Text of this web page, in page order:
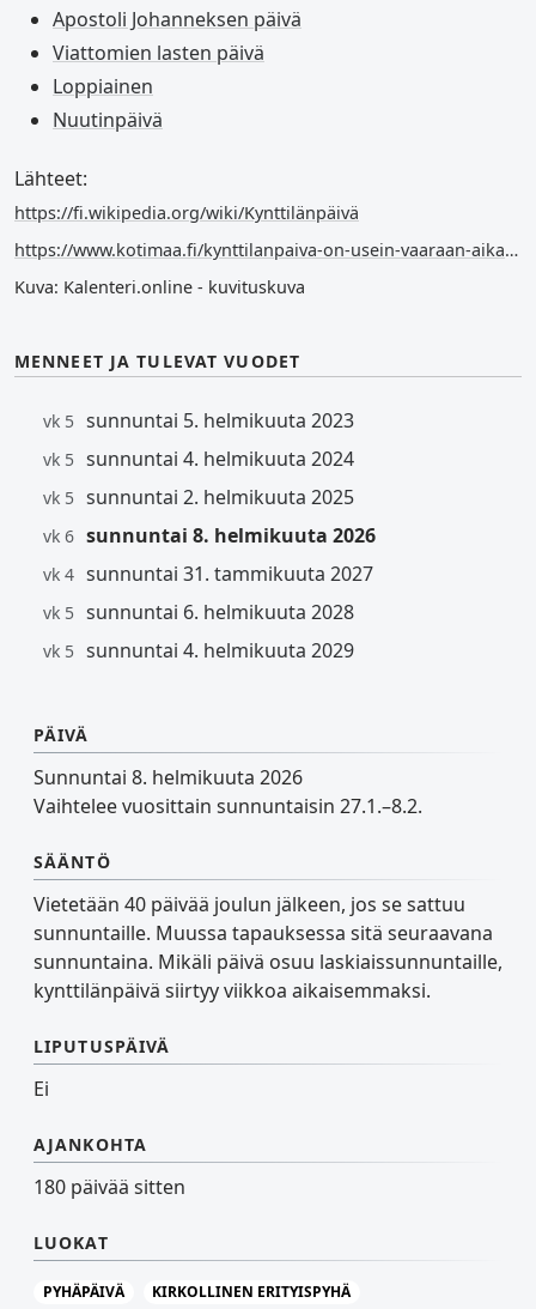
Apostoli Johanneksen päivä
Viattomien lasten päivä
Loppiainen
Nuutinpäivä
Lähteet:
https://fi.wikipedia.org/wiki/Kynttilänpäivä
https://www.kotimaa.fi/kynttilanpaiva-on-usein-vaaraan-aikaan-syyna-suomalainen-kaytannollisyys/
Kuva: Kalenteri.online - kuvituskuva
MENNEET JA TULEVAT VUODET
vk 5 sunnuntai 5. helmikuuta 2023
vk 5 sunnuntai 4. helmikuuta 2024
vk 5 sunnuntai 2. helmikuuta 2025
vk 6 sunnuntai 8. helmikuuta 2026
vk 4 sunnuntai 31. tammikuuta 2027
vk 5 sunnuntai 6. helmikuuta 2028
vk 5 sunnuntai 4. helmikuuta 2029
PÄIVÄ
Sunnuntai 8. helmikuuta 2026
Vaihtelee vuosittain sunnuntaisin 27.1.–8.2.
SÄÄNTÖ
Vietetään 40 päivää joulun jälkeen, jos se sattuu
sunnuntaille. Muussa tapauksessa sitä seuraavana
sunnuntaina. Mikäli päivä osuu laskiaissunnuntaille,
kynttilänpäivä siirtyy viikkoa aikaisemmaksi.
LIPUTUSPÄIVÄ
Ei
AJANKOHTA
180 päivää sitten
LUOKAT
PYHÄPÄIVÄ
KIRKOLLINEN ERITYISPYHÄ